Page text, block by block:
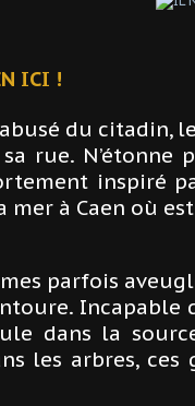
ICI !
du citadin,
rue. N’étonne
inspiré
mer à Caen où
parfois
Incapable
dans la
les arbres,